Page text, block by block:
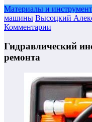
Материалы и инструмент
машины Высоцкий
Комментарии
Гидравлический
ремонта